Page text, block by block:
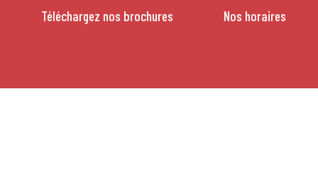
Téléchargez nos brochures Nos horaires